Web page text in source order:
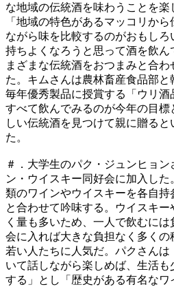
な地域の伝統酒を味わうことを
「地域の特色があるマッコリか
ながら味を比較するのがおもし
持ちよくなろうと思って酒を飲ん
まざまな伝統酒をおつまみと合
た。キムさんは農林畜産食品部
毎年優秀製品に授賞する「ウリ
すべて飲んでみるのが今年の目
しい伝統酒を見つけて親に贈る
た。
＃．大学生のパク・ジュンヒョ
ン・ウイスキー同好会に加入し
類のワインやウイスキーを各自
と合わせて吟味する。ウイスキ
く量も多いため、一人で飲むに
会に入れば大きな負担なく多くの
若い人たちに人気だ。パクさん
いて話しながら楽しめば、生活
する」とし「歴史がある有名な